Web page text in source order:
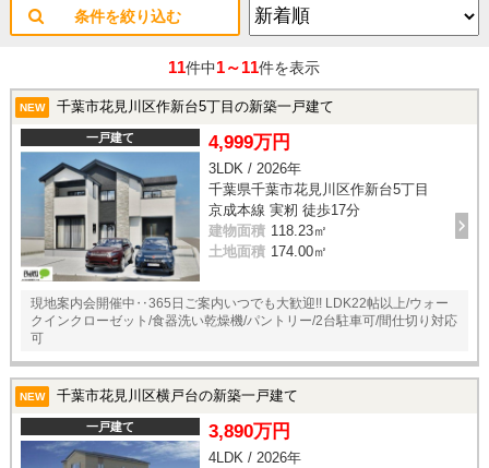
条件を絞り込む
11件中1～11件を表示
NEW 千葉市花見川区作新台5丁目の新築一戸建て
一戸建て 4,999万円
3LDK / 2026年
千葉県千葉市花見川区作新台5丁目
京成本線 実籾 徒歩17分
建物面積 118.23㎡
土地面積 174.00㎡
現地案内会開催中‥365日ご案内いつでも大歓迎!! LDK22帖以上/ウォー
クインクローゼット/食器洗い乾燥機/パントリー/2台駐車可/間仕切り対応
可
NEW 千葉市花見川区横戸台の新築一戸建て
一戸建て 3,890万円
4LDK / 2026年